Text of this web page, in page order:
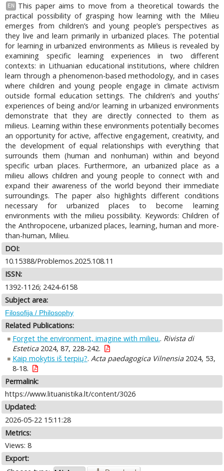
EN
This paper aims to move from a theoretical towards the
practical possibility of grasping how learning with the Milieu
emerges from children’s and young people’s perspectives as
they live and learn primarily in urbanized places. The potential
for learning in urbanized environments as Milieus is revealed by
examining specific learning experiences in two different
contexts: in Lithuanian educational institutions, where children
learn through a phenomenon-based methodology, and in cases
where children and young people engage in climate activism
outside formal education settings. The children’s and youths’
experiences of being and/or learning in urbanized environments
demonstrate that they are directly connected to them as
milieus. Learning within these environments potentially becomes
an opportunity for active, affective engagement, creativity, and
the development of equal relationships with everything that
surrounds them (human and nonhuman) within and beyond
specific urban places. Furthermore, an urbanized place as a
milieu allows children and young people to connect with and
expand their awareness of the world beyond their immediate
surroundings. The paper also highlights different conditions
necessary for urbanized places to become learning
environments with the milieu possibility. Keywords: Children of
the Anthropocene, urbanized places, learning, human and more-
than-human, Milieu.
DOI:
10.15388/Problemos.2025.108.11
ISSN:
1392-1126; 2424-6158
Subject area:
Filosofija / Philosophy
Related Publications:
Forget the environment, imagine with milieu.. Rivista di
Estetica2024, 87, 228-242.
Kaip mokytis iš terpių?. Acta paedagogica Vilnensia2024, 53,
8-18.
Permalink:
https://www.lituanistika.lt/content/3026
Updated:
2026-05-22 15:11:28
Metrics:
Views: 8
Export: